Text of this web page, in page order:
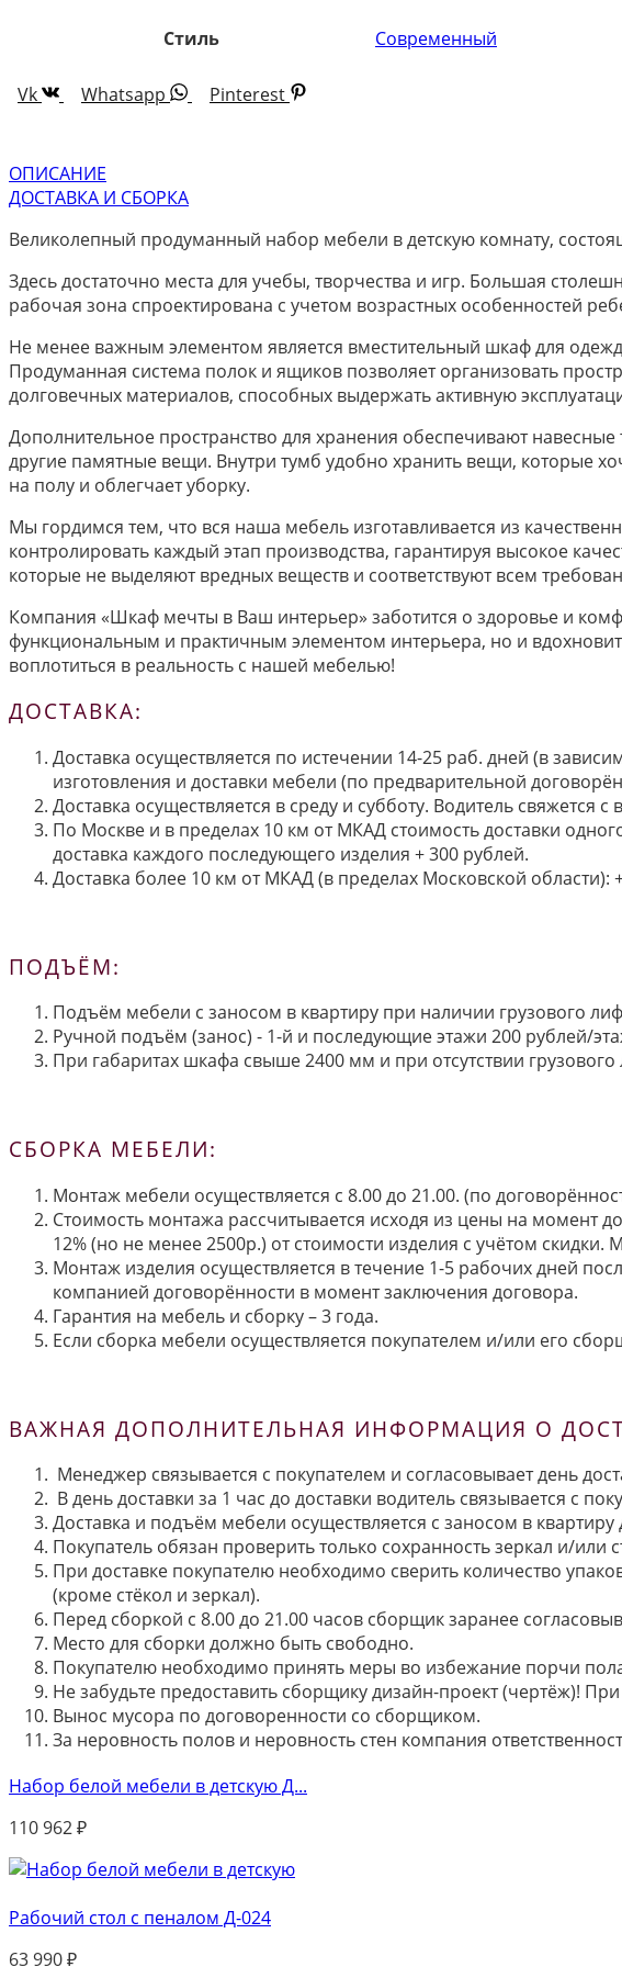
Стиль Современный
Vk Whatsapp Pinterest
ОПИСАНИЕ
ДОСТАВКА И СБОРКА
Великолепный продуманный набор мебели в детскую комнату,
Здесь достаточно места для учебы, творчества и игр. Большая
рабочая зона спроектирована с учетом возрастных особенностей
Не менее важным элементом является вместительный шкаф для
Продуманная система полок и ящиков позволяет организовать
долговечных материалов, способных выдержать активную
Дополнительное пространство для хранения обеспечивают
другие памятные вещи. Внутри тумб удобно хранить вещи, которые
на полу и облегчает уборку.
Мы гордимся тем, что вся наша мебель изготавливается из
контролировать каждый этап производства, гарантируя высокое
которые не выделяют вредных веществ и соответствуют всем
Компания «Шкаф мечты в Ваш интерьер» заботится о здоровье и
функциональным и практичным элементом интерьера, но и
воплотиться в реальность с нашей мебелью!
ДОСТАВКА:
Доставка осуществляется по истечении 14-25 раб. дней (в
изготовления и доставки мебели (по предварительной
Доставка осуществляется в среду и субботу. Водитель свяжется
По Москве и в пределах 10 км от МКАД стоимость доставки
доставка каждого последующего изделия + 300 рублей.
Доставка более 10 км от МКАД (в пределах Московской области):
ПОДЪЁМ:
Подъём мебели с заносом в квартиру при наличии грузового
Ручной подъём (занос) - 1-й и последующие этажи 200 рублей/
При габаритах шкафа свыше 2400 мм и при отсутствии
СБОРКА МЕБЕЛИ:
Монтаж мебели осуществляется с 8.00 до 21.00. (по
Стоимость монтажа рассчитывается исходя из цены на момент
12% (но не менее 2500р.) от стоимости изделия с учётом
Монтаж изделия осуществляется в течение 1-5 рабочих дней
компанией договорённости в момент заключения договора.
Гарантия на мебель и сборку – 3 года.
Если сборка мебели осуществляется покупателем и/или его
ВАЖНАЯ ДОПОЛНИТЕЛЬНАЯ ИНФОРМАЦИЯ О
Менеджер связывается с покупателем и согласовывает день
В день доставки за 1 час до доставки водитель связывается с
Доставка и подъём мебели осуществляется с заносом в квартиру
Покупатель обязан проверить только сохранность зеркал и/или
При доставке покупателю необходимо сверить количество
(кроме стёкол и зеркал).
Перед сборкой с 8.00 до 21.00 часов сборщик заранее
Место для сборки должно быть свободно.
Покупателю необходимо принять меры во избежание порчи
Не забудьте предоставить сборщику дизайн-проект (чертёж)!
Вынос мусора по договоренности со сборщиком.
За неровность полов и неровность стен компания
Набор белой мебели в детскую Д...
110 962₽
Рабочий стол с пеналом Д-024
63 990₽